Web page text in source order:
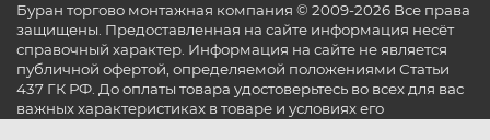
Буран торгово монтажная компания © 2009-2026 Все права
защищены. Предоставленная на сайте информация несёт
справочный характер. Информация на сайте не является
публичной офертой, определяемой положениями Статьи
437 ГК РФ. До оплаты товара удостоверьтесь во всех для вас
важных характеристиках в товаре и условиях его